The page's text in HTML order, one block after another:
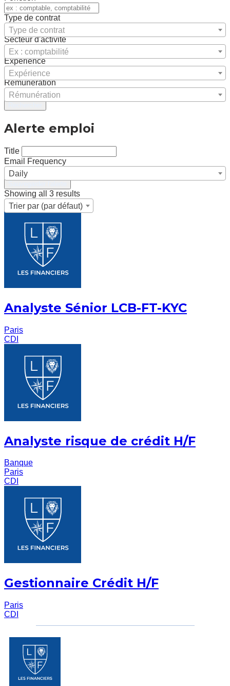
Type de contrat
Type de contrat
Secteur d'activité
Ex : comptabilité
Expérience
Expérience
Rémunération
Rémunération
Alerte emploi
Title
Email Frequency
Daily
Showing all 3 results
Trier par (par défaut)
Analyste Sénior LCB-FT-KYC
Paris
CDI
Analyste risque de crédit H/F
Banque
Paris
CDI
Gestionnaire Crédit H/F
Paris
CDI